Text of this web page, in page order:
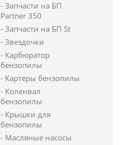
- Запчасти на БП
Partner 350
- Запчасти на БП St
- Звездочки
- Карбюратор
бензопилы
- Картеры бензопилы
- Коленвал
бензопилы
- Крышки для
бензопилы
- Масляные насосы